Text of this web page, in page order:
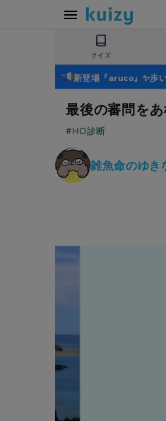
クイズ
新登場『aruco』✨歩
最後の審問を
#HO診断
雑魚命のゆき